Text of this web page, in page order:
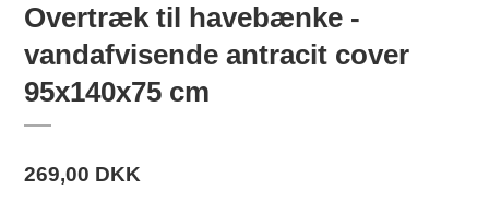
Overtræk til havebænke -
vandafvisende antracit cover
95x140x75 cm
269,00 DKK